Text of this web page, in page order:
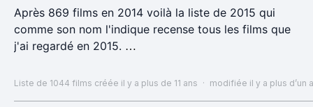
Après 869 films en 2014 voilà la liste de 2015 qui
comme son nom l'indique recense tous les films que
j'ai regardé en 2015.
Liste à trier par derniers ajouts pour voir les derniers
Liste de 1044 films créée il y a plus de 11 ans · modifiée il y a plus d’un